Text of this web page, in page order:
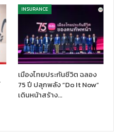
ปิดตัวนวัตกรรมแบบประกันใหม่
มให้คนไทยเริ่มต้นสร้างหลักประกัน
คมะเร็งได้ง่ายขึ้น นอกจากนี้ ยังมีการ
รทำงานอย่างเป็นระบบ
และการจัดกิจกรรมส่งเสริม
งจูงใจให้กับตัวแทนจำหน่าย เช่น
ระเทศฮ่องกงและญี่ปุ่น กิจกรรม
อสเตรีย และสาธารณรัฐเชค พร้อม
และเชิดชูเกียรติผลให้แก่ตัวแทนผู้ที่
องซานย่า (ฮาวายแห่งเอเชีย)
INSURANCE
เมืองไทยประกันชีวิต ฉลอง
75 ปี ปลุกพลัง “Do It Now”
เดินหน้าสร้าง…